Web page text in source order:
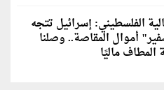
الفلسطيني: إسرائيل تتجه
أموال المقاصة.. وصلنا
المطاف ماليًا